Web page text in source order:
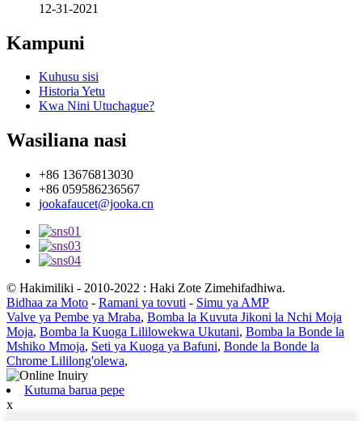
12-31-2021
Kampuni
Kuhusu sisi
Historia Yetu
Kwa Nini Utuchague?
Wasiliana nasi
+86 13676813030
+86 059586236567
jookafaucet@jooka.cn
© Hakimiliki - 2010-2022 : Haki Zote Zimehifadhiwa.
Bidhaa za Moto - Ramani ya tovuti - Simu ya AMP
Valve ya Pembe ya Mraba, Bomba la Kuvuta Jikoni la Nchi Moja
Moja, Bomba la Kuoga Lililowekwa Ukutani, Bomba la Bonde la
Mshiko Mmoja, Seti ya Kuoga ya Bafuni, Bonde la Bonde la
Chrome Lililong'olewa,
Kutuma barua pepe
x